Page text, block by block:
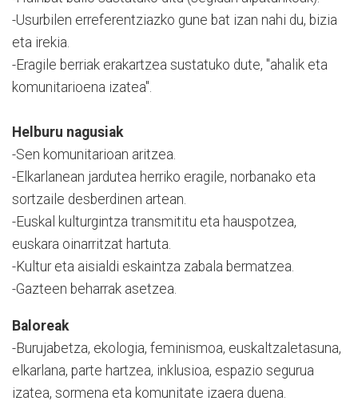
-Usurbilen erreferentziazko gune bat izan nahi du, bizia
eta irekia.
-Eragile berriak erakartzea sustatuko dute, "ahalik eta
komunitarioena izatea".
Helburu nagusiak
-Sen komunitarioan aritzea.
-Elkarlanean jardutea herriko eragile, norbanako eta
sortzaile desberdinen artean.
-Euskal kulturgintza transmititu eta hauspotzea,
euskara oinarritzat hartuta.
-Kultur eta aisialdi eskaintza zabala bermatzea.
-Gazteen beharrak asetzea.
Baloreak
-Burujabetza, ekologia, feminismoa, euskaltzaletasuna,
elkarlana, parte hartzea, inklusioa, espazio segurua
izatea, sormena eta komunitate izaera duena.